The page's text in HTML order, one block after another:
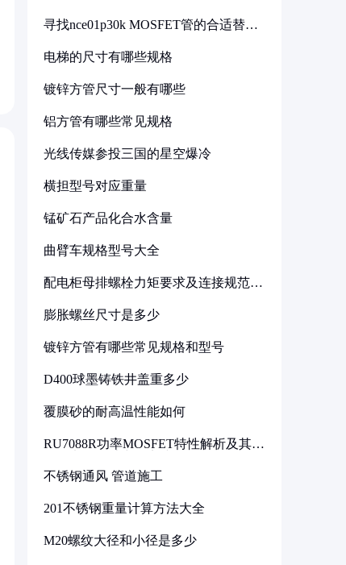
寻找nce01p30k MOSFET管的合适替代
电梯的尺寸有哪些规格
镀锌方管尺寸一般有哪些
铝方管有哪些常见规格
光线传媒参投三国的星空爆冷
横担型号对应重量
锰矿石产品化合水含量
曲臂车规格型号大全
配电柜母排螺栓力矩要求及连接规范详
膨胀螺丝尺寸是多少
镀锌方管有哪些常见规格和型号
D400球墨铸铁井盖重多少
覆膜砂的耐高温性能如何
RU7088R功率MOSFET特性解析及其在
不锈钢通风 管道施工
201不锈钢重量计算方法大全
M20螺纹大径和小径是多少